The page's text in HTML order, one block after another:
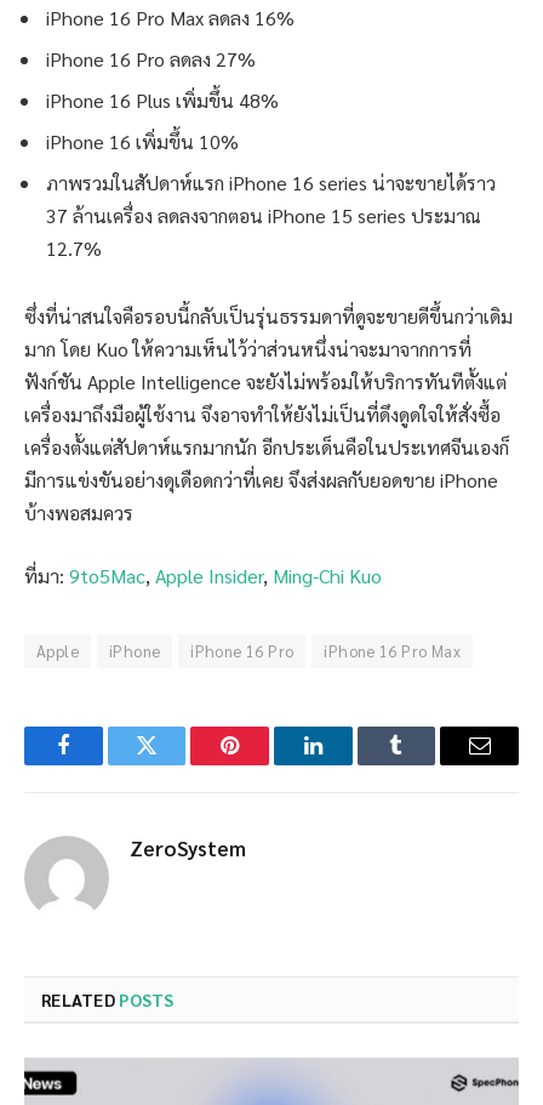
iPhone 16 Pro Max ลดลง 16%
iPhone 16 Pro ลดลง 27%
iPhone 16 Plus เพิ่มขึ้น 48%
iPhone 16 เพิ่มขึ้น 10%
ภาพรวมในสัปดาห์แรก iPhone 16 series น่าจะขายได้ราว
37 ล้านเครื่อง ลดลงจากตอน iPhone 15 series ประมาณ
12.7%
ซึ่งที่น่าสนใจคือรอบนี้กลับเป็นรุ่นธรรมดาที่ดูจะขายดีขึ้นกว่าเดิม
มาก โดย Kuo ให้ความเห็นไว้ว่าส่วนหนึ่งน่าจะมาจากการที่
ฟังก์ชัน Apple Intelligence จะยังไม่พร้อมให้บริการทันทีตั้งแต่
เครื่องมาถึงมือผู้ใช้งาน จึงอาจทำให้ยังไม่เป็นที่ดึงดูดใจให้สั่งซื้อ
เครื่องตั้งแต่สัปดาห์แรกมากนัก อีกประเด็นคือในประเทศจีนเองก็
มีการแข่งขันอย่างดุเดือดกว่าที่เคย จึงส่งผลกับยอดขาย iPhone
บ้างพอสมควร
ที่มา: 9to5Mac, Apple Insider, Ming-Chi Kuo
Apple iPhone iPhone 16 Pro iPhone 16 Pro Max
FacebookTwitter Pinterest LinkedInTumblr Email
ZeroSystem
RELATED POSTS